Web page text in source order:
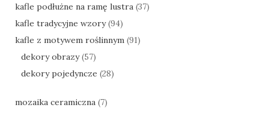
kafle podłużne na ramę lustra (37)
kafle tradycyjne wzory (94)
kafle z motywem roślinnym (91)
dekory obrazy (57)
dekory pojedyncze (28)
mozaika ceramiczna (7)